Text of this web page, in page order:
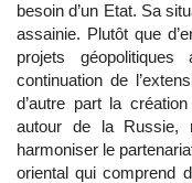
besoin d’un Etat. Sa
assainie. Plutôt que
projets
continuation de
d’autre part la
autour de la Russie,
harmoniser le
oriental qui comprend